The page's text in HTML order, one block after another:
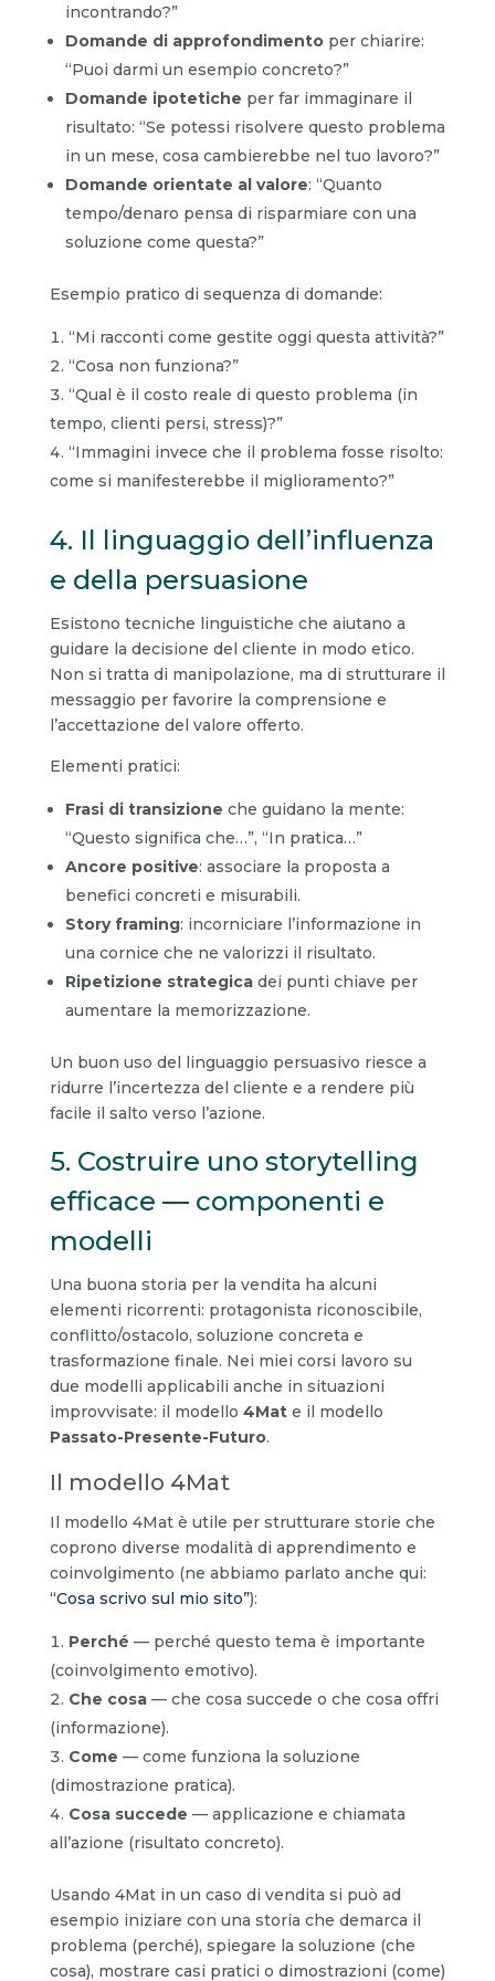
incontrando?”
Domande di approfondimentoper chiarire:
“Puoi darmi un esempio concreto?”
Domande ipotetiche per far immaginare il
risultato: “Se potessi risolvere questo problema
in un mese, cosa cambierebbe nel tuo lavoro?”
Domande orientate al valore: “Quanto
tempo/denaro pensa di risparmiare con una
soluzione come questa?”
Esempio pratico di sequenza di domande:
“Mi racconti come gestite oggi questa attività?”
“Cosa non funziona?”
“Qual è il costo reale di questo problema (in
tempo, clienti persi, stress)?”
“Immagini invece che il problema fosse risolto:
come si manifesterebbe il miglioramento?”
4. Il linguaggio dell’influenza
e della persuasione
Esistono tecniche linguistiche che aiutano a
guidare la decisione del cliente in modo etico.
Non si tratta di manipolazione, ma di strutturare il
messaggio per favorire la comprensione e
l’accettazione del valore offerto.
Elementi pratici:
Frasi di transizione che guidano la mente:
“Questo significa che…”, “In pratica…”
Ancore positive: associare la proposta a
benefici concreti e misurabili.
Story framing: incorniciare l’informazione in
una cornice che ne valorizzi il risultato.
Ripetizione strategicadei punti chiave per
aumentare la memorizzazione.
Un buon uso del linguaggio persuasivo riesce a
ridurre l’incertezza del cliente e a rendere più
facile il salto verso l’azione.
5. Costruire uno storytelling
efficace — componenti e
modelli
Una buona storia per la vendita ha alcuni
elementi ricorrenti: protagonista riconoscibile,
conflitto/ostacolo, soluzione concreta e
trasformazione finale. Nei miei corsi lavoro su
due modelli applicabili anche in situazioni
improvvisate: il modello 4Mate il modello
Passato-Presente-Futuro.
Il modello 4Mat
Il modello 4Mat è utile per strutturare storie che
coprono diverse modalità di apprendimento e
coinvolgimento (ne abbiamo parlato anche qui:
“Cosa scrivo sul mio sito”):
Perché — perché questo tema è importante
(coinvolgimento emotivo).
Che cosa— che cosa succede o che cosa offri
(informazione).
Come — come funziona la soluzione
(dimostrazione pratica).
Cosa succede — applicazione e chiamata
all’azione (risultato concreto).
Usando 4Mat in un caso di vendita si può ad
esempio iniziare con una storia che demarca il
problema (perché), spiegare la soluzione (che
cosa), mostrare casi pratici o dimostrazioni (come)